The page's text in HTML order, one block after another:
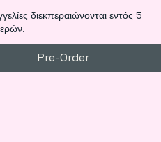
διεκπεραιώνονται εντός 5
Pre-Order